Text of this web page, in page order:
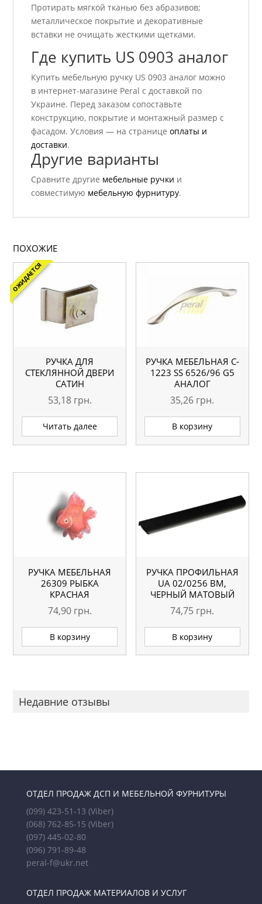
Протирать мягкой тканью без абразивов;
металлическое покрытие и декоративные
вставки не очищать жесткими щетками.
Где купить US 0903 аналог
Купить мебельную ручку US 0903 аналог можно
в интернет-магазине Peral с доставкой по
Украине. Перед заказом сопоставьте
конструкцию, покрытие и монтажный размер с
фасадом. Условия — на страницеоплаты и
доставки.
Другие варианты
Сравните другие мебельные ручки и
совместимую мебельную фурнитуру.
ПОХОЖИЕ
ОЖИДАЕТСЯ
РУЧКА ДЛЯ
СТЕКЛЯННОЙ ДВЕРИ
САТИН
53,18 грн.
Читать далее
РУЧКА МЕБЕЛЬНАЯ C-
1223 SS 6526/96 G5
АНАЛОГ
35,26 грн.
В корзину
РУЧКА МЕБЕЛЬНАЯ
26309 РЫБКА
КРАСНАЯ
74,90 грн.
В корзину
РУЧКА ПРОФИЛЬНАЯ
UA 02/0256 BM,
ЧЕРНЫЙ МАТОВЫЙ
74,75 грн.
В корзину
Недавние отзывы
ОТДЕЛ ПРОДАЖ ДСП И МЕБЕЛЬНОЙ ФУРНИТУРЫ
(099) 423-51-13 (Viber)
(068) 762-85-15 (Viber)
(097) 445-02-80
(096) 791-89-48
peral-f@ukr.net
ОТДЕЛ ПРОДАЖ МАТЕРИАЛОВ И УСЛУГ